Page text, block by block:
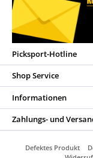
Picksport-Hotline
Shop Service
Informationen
Zahlungs- und
Defektes Produkt